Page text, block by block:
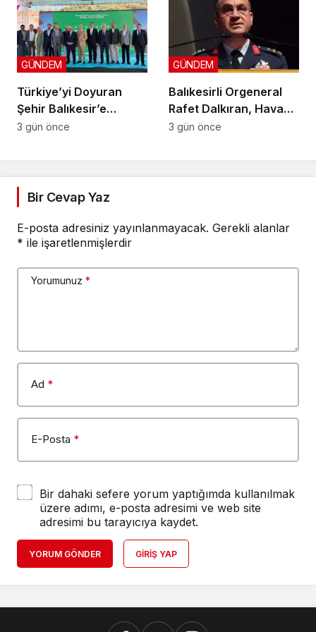
Türkiye’yi Doyuran
Şehir Balıkesir’e
Fransız Devinden Yeni
GÜNDEM
3 gün önce
Balıkesirli Orgeneral
Rafet Dalkıran, Hava
Kuvvetleri Komutanlığı
GÜNDEM
3 gün önce
Bir Cevap Yaz
E-posta adresiniz yayınlanmayacak. Gerekli alanlar
* ile işaretlenmişlerdir
Yorumunuz *
Ad *
E-Posta *
Bir dahaki sefere yorum yaptığımda kullanılmak
üzere adımı, e-posta adresimi ve web site
adresimi bu tarayıcıya kaydet.
YORUM GÖNDER GIRIŞ YAP